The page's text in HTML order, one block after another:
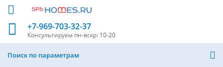
+7-969-703-32-37
Консультируем пн-вскр: 10-20
Поиск по параметрам